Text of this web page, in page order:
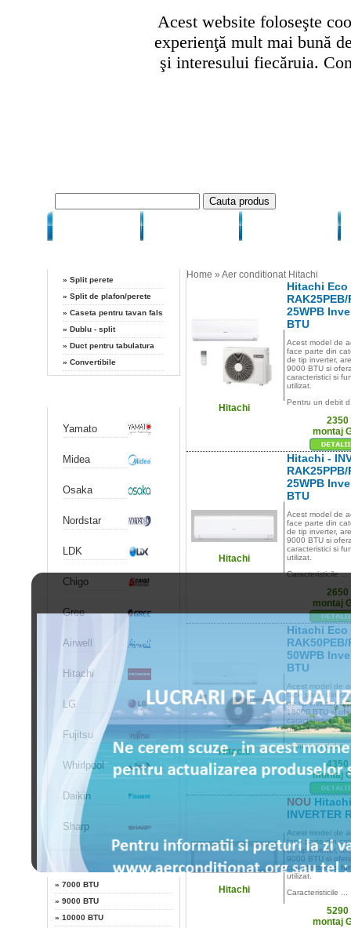
Acest website foloseşte
experienţă mult mai bună
şi interesului fiecăruia.
» Split perete
» Split de plafon/perete
» Caseta pentru tavan fals
» Dublu - split
» Duct pentru tabulatura
» Convertibile
Yamato
Midea
Osaka
Nordstar
LDK
Chigo
Gree
Airwell
Hitachi
LG
Fujitsu
Whirlpool
Daikin
Sharp
Putere
» 7000 BTU
» 9000 BTU
» 10000 BTU
Home » Aer conditionat Hitachi
Hitachi
Hitachi Eco
RAK25PEB/
25WPB
BTU
Acest model de
face parte din
de tip inverter,
9000 BTU si
caracteristici si
utilizat.
Pentru un debit
2350
montaj
Hitachi
Hitachi -
RAK25PPB/
25WPB
BTU
Acest model de
face parte din
de tip inverter,
9000 BTU si
caracteristici si
utilizat.
Caracteristicile ...
2650
montaj
Hitachi
Hitachi Eco
RAK50PEB/
50WPB
BTU
Acest model de
face parte din
de tip inverter,
18000 BTU si
caracteristici si
utilizat.
Pentru un debit
4350
montaj
Hitachi
NOU
INVERTER
Acest model de
face parte din
de tip inverter,
9000 BTU si
caracteristici si
utilizat.
Caracteristicile ...
5290
montaj